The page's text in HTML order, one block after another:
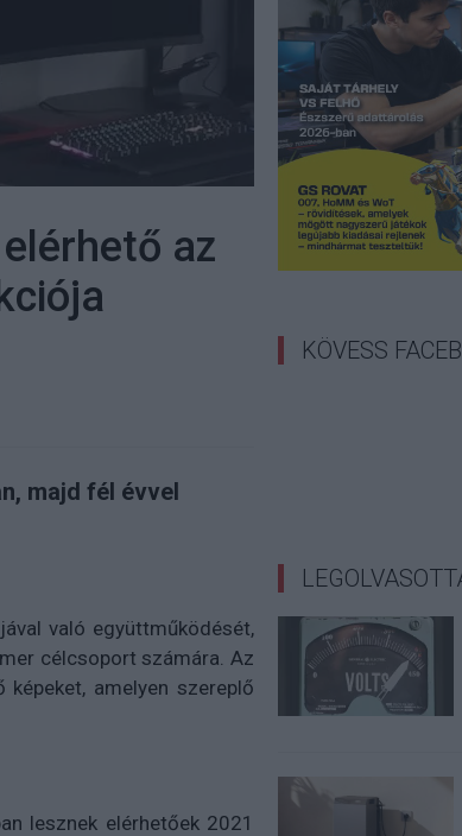
az
majd fél évvel
való együttműködését,
célcsoport számára. Az
amelyen szereplő
lesznek elérhetőek 2021
KÖVESS